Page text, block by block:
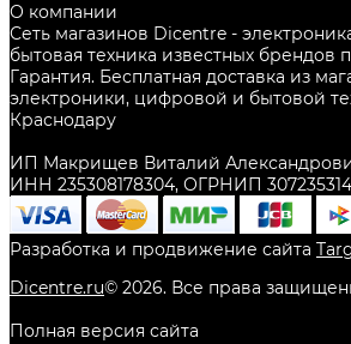
О компании
Сеть магазинов Dicentre -
бытовая техника известных брендов
Гарантия. Бесплатная доставка из
электроники, цифровой и бытовой
Краснодару
ИП Макрищев Виталий
ИНН 235308178304, ОГРНИП
Разработка и продвижение сайта
Dicentre.ru© 2026. Все права
Полная версия сайта